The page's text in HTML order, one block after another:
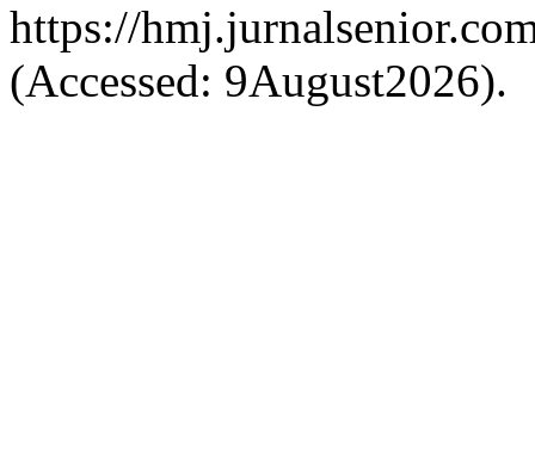
https://
(Accessed: 9August2026).